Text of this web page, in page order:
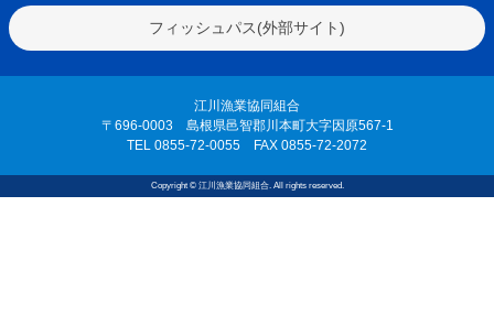
フィッシュパス(外部サイト)
江川漁業協同組合
〒696-0003 島根県邑智郡川本町大字因原567-1
TEL 0855-72-0055 FAX 0855-72-2072
Copyright © 江川漁業協同組合. All rights reserved.